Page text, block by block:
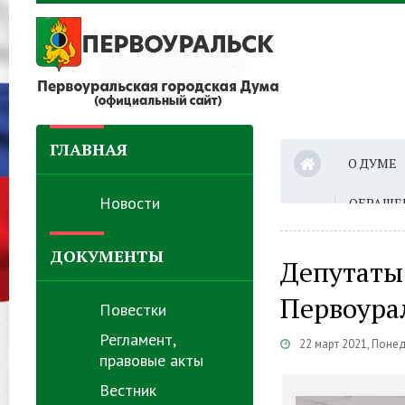
ГЛАВНАЯ
Новости
ДОКУМЕНТЫ
Повестки
Регламент,
правовые акты
Вестник
О ДУМЕ
22 март 2021,